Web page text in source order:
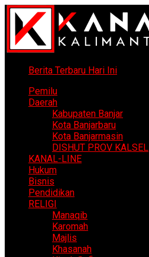
Berita Terbaru Hari Ini
Pemilu
Daerah
Kabupaten Banjar
Kota Banjarbaru
Kota Banjarmasin
DISHUT PROV KALSEL
KANAL-LINE
Hukum
Bisnis
Pendidikan
RELIGI
Manaqib
Karomah
Majlis
Khasanah